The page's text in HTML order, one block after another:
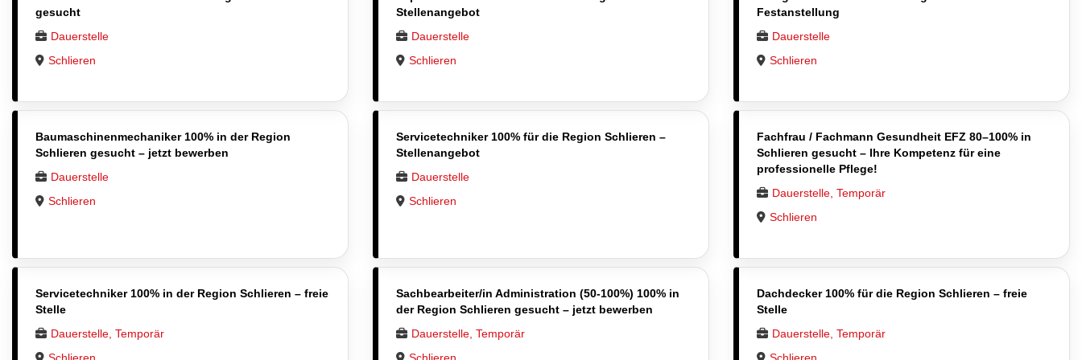
gesucht
Dauerstelle
Schlieren
Stellenangebot
Dauerstelle
Schlieren
Festanstellung
Dauerstelle
Schlieren
Baumaschinenmechaniker 100% in der Region
Schlieren gesucht – jetzt bewerben
Dauerstelle
Schlieren
Servicetechniker 100% für die Region Schlieren –
Stellenangebot
Dauerstelle
Schlieren
Fachfrau / Fachmann Gesundheit EFZ 80–100% in
Schlieren gesucht – Ihre Kompetenz für eine
professionelle Pflege!
Dauerstelle, Temporär
Schlieren
Servicetechniker 100% in der Region Schlieren – freie
Stelle
Dauerstelle, Temporär
Sachbearbeiter/in Administration (50-100%) 100% in
der Region Schlieren gesucht – jetzt bewerben
Dauerstelle, Temporär
Dachdecker 100% für die Region Schlieren – freie
Stelle
Dauerstelle, Temporär